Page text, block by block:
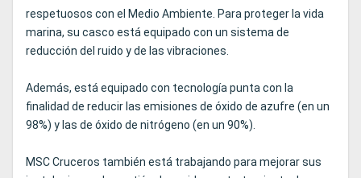
respetuosos con el Medio Ambiente. Para proteger la vida
marina, su casco está equipado con un sistema de
reducción del ruido y de las vibraciones.
Además, está equipado con tecnología punta con la
finalidad de reducir las emisiones de óxido de azufre (en un
98%) y las de óxido de nitrógeno (en un 90%).
MSC Cruceros también está trabajando para mejorar sus